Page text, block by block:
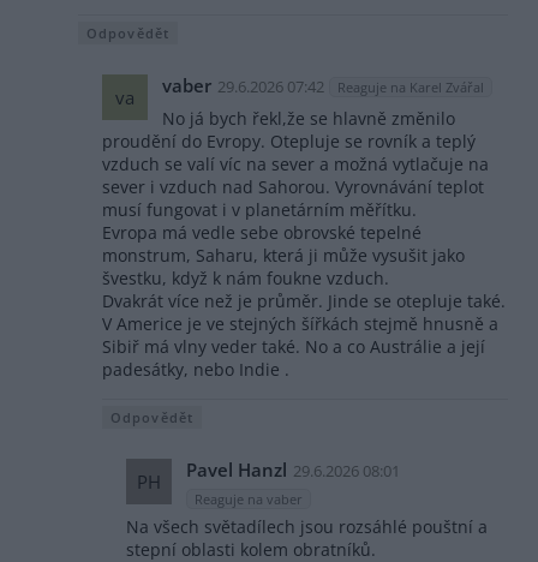
Odpovědět
va vaber 29.6.2026 07:42 Reaguje na Karel Zvářal
No já bych řekl,že se hlavně změnilo
proudění do Evropy. Otepluje se rovník a teplý
vzduch se valí víc na sever a možná vytlačuje na
sever i vzduch nad Sahorou. Vyrovnávání teplot
musí fungovat i v planetárním měřítku.
Evropa má vedle sebe obrovské tepelné
monstrum, Saharu, která ji může vysušit jako
švestku, když k nám foukne vzduch.
Dvakrát více než je průměr. Jinde se otepluje také.
V Americe je ve stejných šířkách stejmě hnusně a
Sibiř má vlny veder také. No a co Austrálie a její
padesátky, nebo Indie .
Odpovědět
PH Pavel Hanzl 29.6.2026 08:01
Reaguje na vaber
Na všech světadílech jsou rozsáhlé pouštní a
stepní oblasti kolem obratníků.